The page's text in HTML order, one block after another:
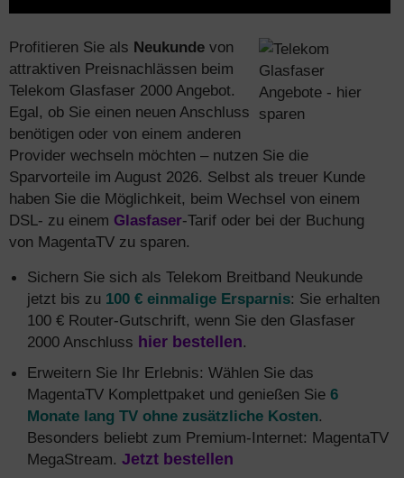
Profitieren Sie als Neukunde von
attraktiven Preisnachlässen beim
Telekom Glasfaser 2000 Angebot.
Egal, ob Sie einen neuen Anschluss
benötigen oder von einem anderen
Provider wechseln möchten – nutzen Sie die
Sparvorteile im August 2026. Selbst als treuer Kunde
haben Sie die Möglichkeit, beim Wechsel von einem
DSL- zu einem Glasfaser-Tarif oder bei der Buchung
von MagentaTV zu sparen.
Sichern Sie sich als Telekom Breitband Neukunde
jetzt bis zu 100 € einmalige Ersparnis: Sie erhalten
100 € Router-Gutschrift, wenn Sie den Glasfaser
2000 Anschluss hier bestellen.
Erweitern Sie Ihr Erlebnis: Wählen Sie das
MagentaTV Komplettpaket und genießen Sie 6
Monate lang TV ohne zusätzliche Kosten.
Besonders beliebt zum Premium-Internet: MagentaTV
MegaStream. Jetzt bestellen